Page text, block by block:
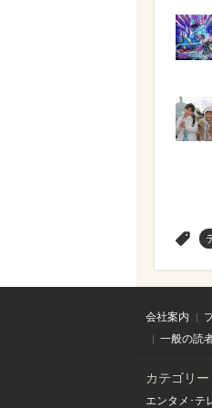
会社案内
一般の読
カテゴリー
エンタメ･テ